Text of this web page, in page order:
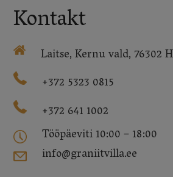
Kontakt
Laitse, Kernu vald, 76302
+372 5323 0815
+372 641 1002
Tööpäeviti 10:00 – 18:00
info@graniitvilla.ee